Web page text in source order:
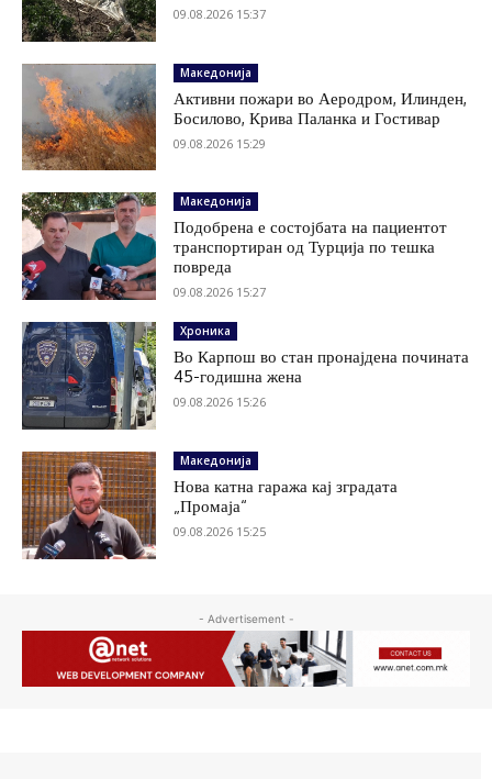
09.08.2026 15:37
Македонија
Активни пожари во Аеродром, Илинден,
Босилово, Крива Паланка и Гостивар
09.08.2026 15:29
Македонија
Подобрена е состојбата на пациентот
транспортиран од Турција по тешка
повреда
09.08.2026 15:27
Хроника
Во Карпош во стан пронајдена почината
45-годишна жена
09.08.2026 15:26
Македонија
Нова катна гаража кај зградата
„Промаја“
09.08.2026 15:25
- Advertisement -